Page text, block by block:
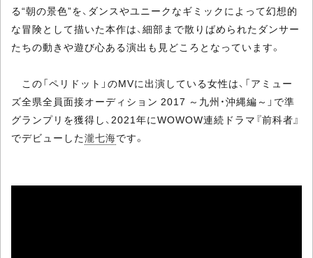
る“朝の景色”を、ダンスやユニークなギミックによって幻想的
な冒険として描いた本作は、細部まで散りばめられたダンサー
たちの動きや遊び心ある演出も見どころとなっています。
この「ペリドット」のMVに出演している女性は、「アミュー
ズ全県全員面接オーディション 2017 ～九州・沖縄編～」で準
グランプリを獲得し、2021年にWOWOW連続ドラマ『前科者』
でデビューした瀧七海です。